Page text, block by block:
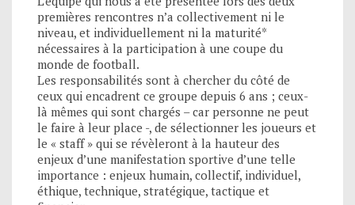
premières rencontres n’a collectivement ni le
niveau, et individuellement ni la maturité*
nécessaires à la participation à une coupe du
monde de football.
Les responsabilités sont à chercher du côté de
ceux qui encadrent ce groupe depuis 6 ans ; ceux-
là mêmes qui sont chargés – car personne ne peut
le faire à leur place -, de sélectionner les joueurs et
le « staff » qui se révèleront à la hauteur des
enjeux d’une manifestation sportive d’une telle
importance : enjeux humain, collectif, individuel,
éthique, technique, stratégique, tactique et